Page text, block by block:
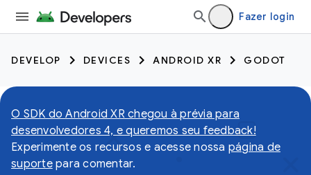
Fazer login
DEVELOP DEVICES ANDROID XR GODOT
O SDK do Android XR chegou à prévia para
desenvolvedores 4, e queremos seu feedback!
Experimente os recursos e acesse nossa página de
suportepara comentar.